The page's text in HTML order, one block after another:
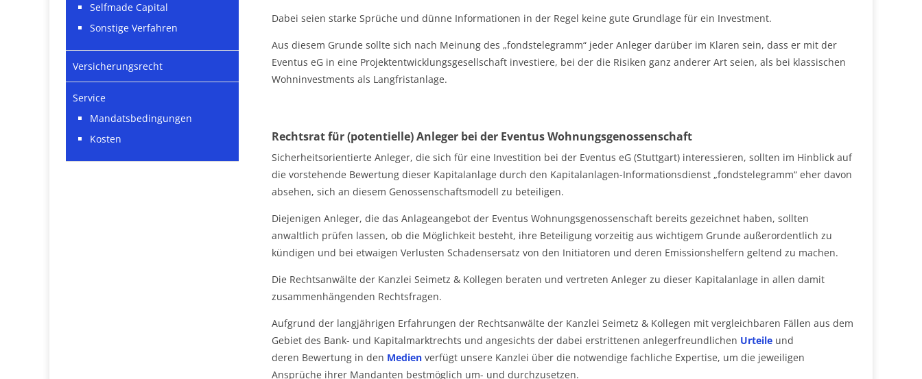
Dabei seien starke Sprüche und dünne Informationen in der Regel keine gute Grundlage für ein Investment.
Aus diesem Grunde sollte sich nach Meinung des „fondstelegramm“ jeder Anleger darüber im Klaren sein, dass er mit der
Eventus eG in eine Projektentwicklungsgesellschaft investiere, bei der die Risiken ganz anderer Art seien, als bei klassischen
Wohninvestments als Langfristanlage.
Rechtsrat für (potentielle) Anleger bei der Eventus Wohnungsgenossenschaft
Sicherheitsorientierte Anleger, die sich für eine Investition bei der Eventus eG (Stuttgart) interessieren, sollten im Hinblick auf
die vorstehende Bewertung dieser Kapitalanlage durch den Kapitalanlagen-Informationsdienst „fondstelegramm“ eher davon
absehen, sich an diesem Genossenschaftsmodell zu beteiligen.
Diejenigen Anleger, die das Anlageangebot der Eventus Wohnungsgenossenschaft bereits gezeichnet haben, sollten
anwaltlich prüfen lassen, ob die Möglichkeit besteht, ihre Beteiligung vorzeitig aus wichtigem Grunde außerordentlich zu
kündigen und bei etwaigen Verlusten Schadensersatz von den Initiatoren und deren Emissionshelfern geltend zu machen.
Die Rechtsanwälte der Kanzlei Seimetz & Kollegen beraten und vertreten Anleger zu dieser Kapitalanlage in allen damit
zusammenhängenden Rechtsfragen.
Aufgrund der langjährigen Erfahrungen der Rechtsanwälte der Kanzlei Seimetz & Kollegen mit vergleichbaren Fällen aus dem
Gebiet des Bank- und Kapitalmarktrechts und angesichts der dabei erstrittenen anlegerfreundlichen Urteileund
deren Bewertung in den Medienverfügt unsere Kanzlei über die notwendige fachliche Expertise, um die jeweiligen
Ansprüche ihrer Mandanten bestmöglich um- und durchzusetzen.
Selfmade Capital
Sonstige Verfahren
Versicherungsrecht
Service
Mandatsbedingungen
Kosten